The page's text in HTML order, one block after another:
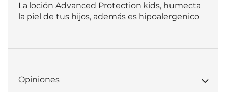
La loción Advanced Protection kids, humecta
la piel de tus hijos, además es hipoalergenico
Opiniones